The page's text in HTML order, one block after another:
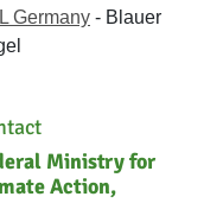
Germany - Blauer
Ministry for
Action,